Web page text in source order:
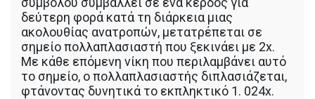
δεύτερη φορά κατά τη διάρκεια μιας
ακολουθίας ανατροπών, μετατρέπεται σε
σημείο πολλαπλασιαστή που ξεκινάει με 2x.
Με κάθε επόμενη νίκη που περιλαμβάνει αυτό
το σημείο, ο πολλαπλασιαστής διπλασιάζεται,
φτάνοντας δυνητικά το εκπληκτικό 1. 024x.